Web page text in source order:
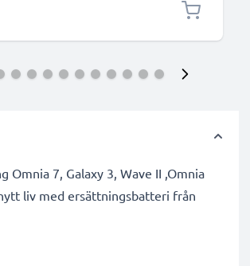
Omnia 7, Galaxy 3, Wave II ,Omnia
liv med ersättningsbatteri från